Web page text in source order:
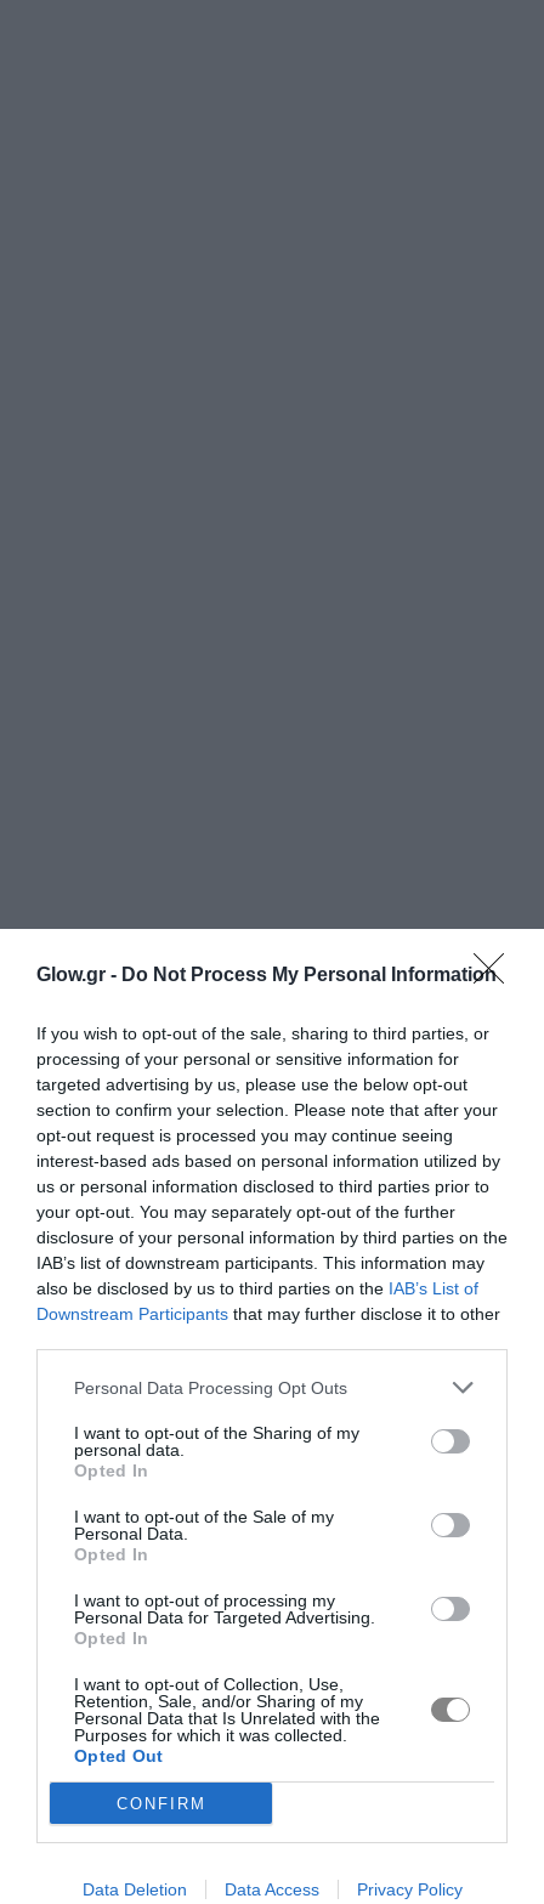
Glow.gr - Do Not Process My Personal Information
If you wish to opt-out of the sale, sharing to third parties, or
processing of your personal or sensitive information for
targeted advertising by us, please use the below opt-out
section to confirm your selection. Please note that after your
opt-out request is processed you may continue seeing
interest-based ads based on personal information utilized by
us or personal information disclosed to third parties prior to
your opt-out. You may separately opt-out of the further
disclosure of your personal information by third parties on the
IAB’s list of downstream participants. This information may
also be disclosed by us to third parties on the IAB’s List of
Downstream Participants that may further disclose it to other
Personal Data Processing Opt Outs
I want to opt-out of the Sharing of my
personal data.
Opted In
I want to opt-out of the Sale of my
Personal Data.
Opted In
I want to opt-out of processing my
Personal Data for Targeted Advertising.
Opted In
I want to opt-out of Collection, Use,
Retention, Sale, and/or Sharing of my
Personal Data that Is Unrelated with the
Purposes for which it was collected.
Opted Out
CONFIRM
Data Deletion Data Access Privacy Policy